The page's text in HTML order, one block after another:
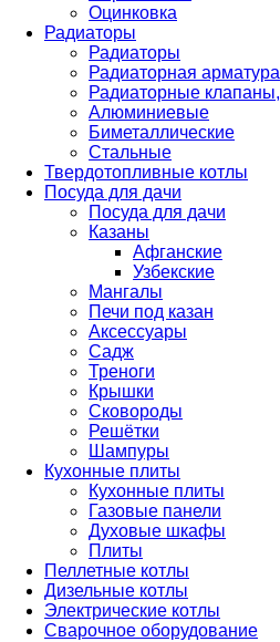
Оцинковка
Радиаторы
Радиаторы
Радиаторная арматура
Радиаторные
Алюминиевые
Биметаллические
Стальные
Твердотопливные котлы
Посуда для дачи
Посуда для дачи
Казаны
Афганские
Узбекские
Мангалы
Печи под казан
Аксессуары
Садж
Треноги
Крышки
Сковороды
Решётки
Шампуры
Кухонные плиты
Кухонные плиты
Газовые панели
Духовые шкафы
Плиты
Пеллетные котлы
Дизельные котлы
Электрические котлы
Сварочное оборудование